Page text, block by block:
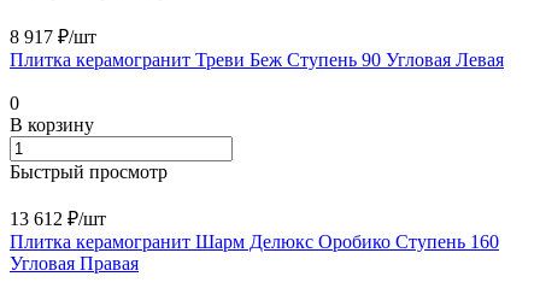
8 917 ₽/шт
Плитка керамогранит Треви Беж Ступень 90 Угловая Левая
0
В корзину
Быстрый просмотр
13 612 ₽/шт
Плитка керамогранит Шарм Делюкс Оробико Ступень 160
Угловая Правая